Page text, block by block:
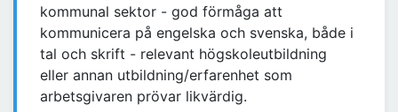
kommunal sektor - god förmåga att
kommunicera på engelska och svenska, både i
tal och skrift - relevant högskoleutbildning
eller annan utbildning/erfarenhet som
arbetsgivaren prövar likvärdig.